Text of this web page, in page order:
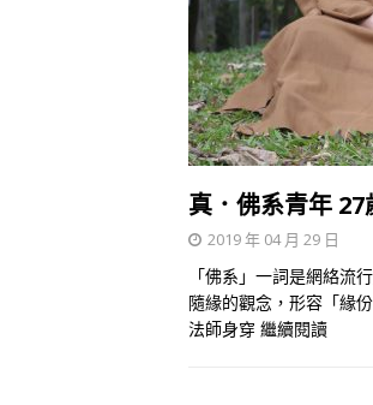
真．佛系青年
2019 年 04 月 29 日
「佛系」一詞是網絡流
隨緣的觀念，形容「緣
法師身穿 繼續閱讀